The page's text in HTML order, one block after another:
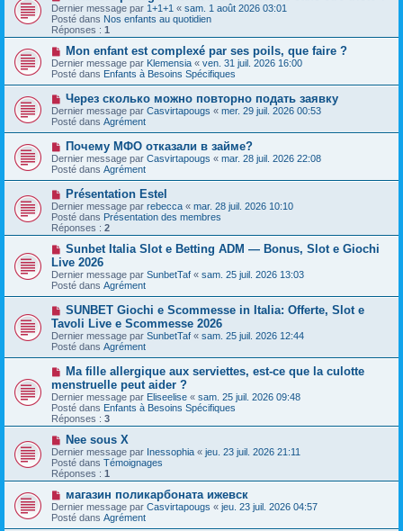
g
e
u
m
e
s
a
g
e
o
u
v
e
a
u
m
e
s
a
g
e
Dernier message par 1+1+1 « sam. 1 août 2026 03:01
Posté dans Nos enfants au quotidien
Réponses : 1
N
o
u
v
e
a
u
m
e
s
a
g
e
Mon enfant est complexé par ses poils, que faire ?
Dernier message par Klemensia « ven. 31 juil. 2026 16:00
Posté dans Enfants à Besoins Spécifiques
N
o
u
v
e
a
u
m
e
s
a
g
e
Через сколько можно повторно подать заявку
Dernier message par Casvirtapougs « mer. 29 juil. 2026 00:53
Posté dans Agrément
N
o
u
v
e
a
u
m
e
s
a
g
e
Почему МФО отказали в займе?
Dernier message par Casvirtapougs « mar. 28 juil. 2026 22:08
Posté dans Agrément
N
o
u
v
e
a
u
m
e
s
s
a
g
e
Présentation Estel
Dernier message par rebecca « mar. 28 juil. 2026 10:10
Posté dans Présentation des membres
Réponses : 2
N
u
v
e
a
u
m
e
s
a
g
e
Sunbet Italia Slot e Betting ADM — Bonus, Slot e Giochi
Live 2026
Dernier message par SunbetTaf « sam. 25 juil. 2026 13:03
Posté dans Agrément
N
u
v
e
a
m
e
s
s
a
g
e
SUNBET Giochi e Scommesse in Italia: Offerte, Slot e
Tavoli Live e Scommesse 2026
Dernier message par SunbetTaf « sam. 25 juil. 2026 12:44
Posté dans Agrément
N
u
v
e
a
u
m
e
s
s
g
e
Ma fille allergique aux serviettes, est-ce que la culotte
menstruelle peut aider ?
Dernier message par Eliseelise « sam. 25 juil. 2026 09:48
Posté dans Enfants à Besoins Spécifiques
Réponses : 3
N
o
u
v
e
a
u
m
e
Nee sous X
Dernier message par Inessophia « jeu. 23 juil. 2026 21:11
Posté dans Témoignages
Réponses : 1
N
o
u
v
магазин поликарбоната ижевск
Dernier message par Casvirtapougs « jeu. 23 juil. 2026 04:57
Posté dans Agrément